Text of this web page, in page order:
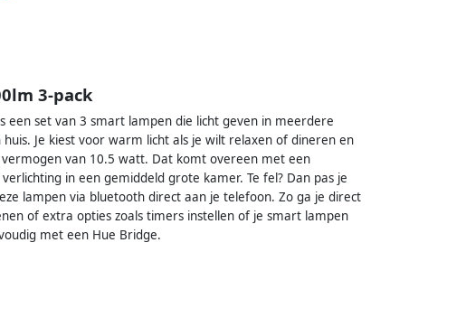
3-pack
een set van 3 smart lampen die licht geven in meerdere
Je kiest voor warm licht als je wilt relaxen of dineren en
van 10.5 watt. Dat komt overeen met een
in een gemiddeld grote kamer. Te fel? Dan pas je
lampen via bluetooth direct aan je telefoon. Zo ga je direct
of extra opties zoals timers instellen of je smart lampen
met een Hue Bridge.